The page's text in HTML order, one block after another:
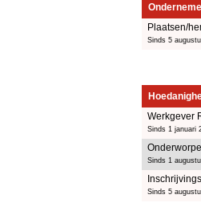
Plaatsen/
Sinds 5
Werkgever
Sinds 1 januari
Sinds 1
Sinds 5